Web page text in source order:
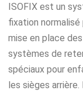
ISOFIX est un
fixation normalisé
mise en place des
systèmes de
spéciaux pour
les sièges arrière.